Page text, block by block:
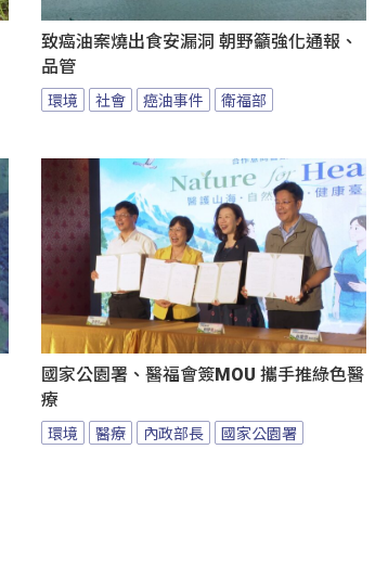
致癌油案燒出食安漏洞 朝野籲強化通報、
品管
環境 社會 癌油事件 衛福部
國家公園署、醫福會簽MOU 攜手推綠色醫
療
環境 醫療 內政部長 國家公園署